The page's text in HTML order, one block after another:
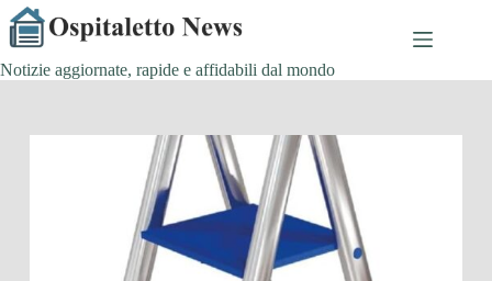
Salta
al
contenuto
Notizie aggiornate, rapide e affidabili dal mondo